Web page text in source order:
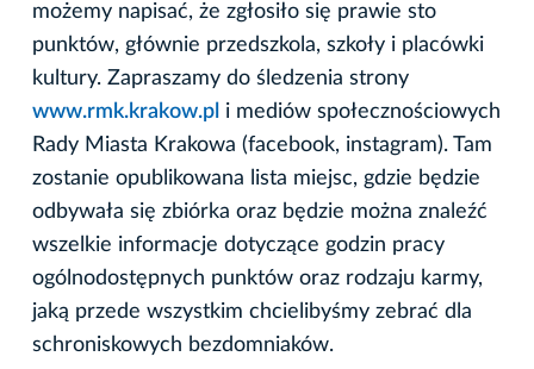
możemy napisać, że zgłosiło się prawie sto
punktów, głównie przedszkola, szkoły i placówki
kultury. Zapraszamy do śledzenia strony
www.rmk.krakow.pl i mediów społecznościowych
Rady Miasta Krakowa (facebook, instagram). Tam
zostanie opublikowana lista miejsc, gdzie będzie
odbywała się zbiórka oraz będzie można znaleźć
wszelkie informacje dotyczące godzin pracy
ogólnodostępnych punktów oraz rodzaju karmy,
jaką przede wszystkim chcielibyśmy zebrać dla
schroniskowych bezdomniaków.